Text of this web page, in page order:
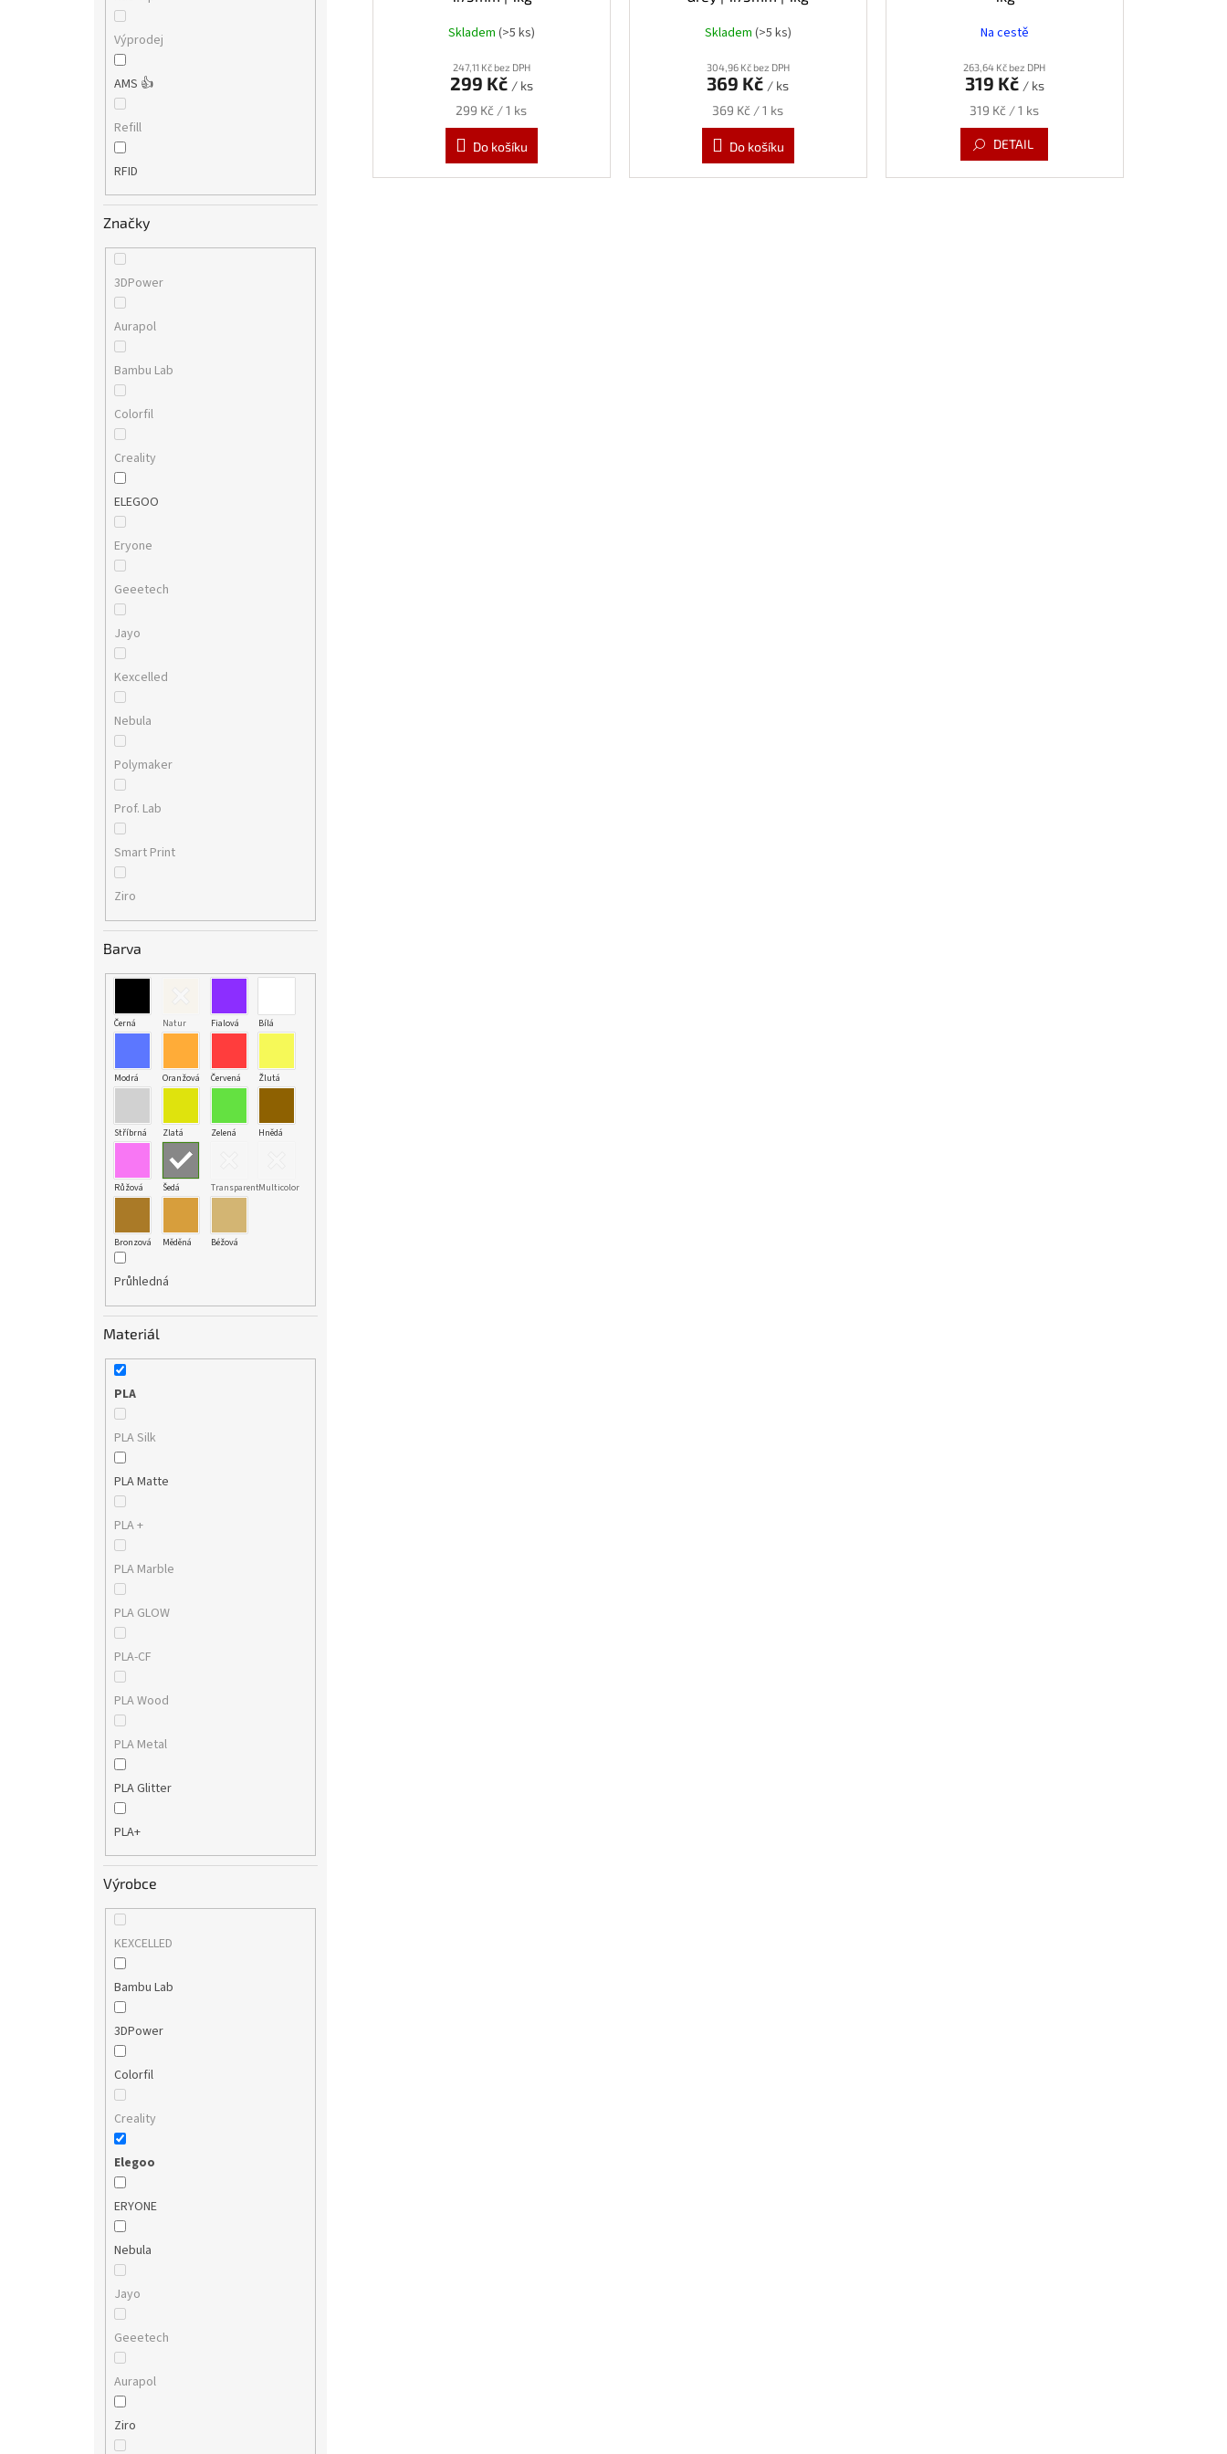
Výprodej
AMS 👍
Refill
RFID
Značky
3DPower
Aurapol
Bambu Lab
Colorfil
Creality
ELEGOO
Eryone
Geeetech
Jayo
Kexcelled
Nebula
Polymaker
Prof. Lab
Smart Print
Ziro
Barva
Černá Natur Fialová Bílá
Modrá Oranžová Červená Žlutá
Stříbrná Zlatá Zelená Hnědá
Růžová Šedá TransparentMulticolor
Bronzová Měděná Béžová
Průhledná
Materiál
PLA
PLA Silk
PLA Matte
PLA +
PLA Marble
PLA GLOW
PLA-CF
PLA Wood
PLA Metal
PLA Glitter
PLA+
Výrobce
KEXCELLED
Bambu Lab
3DPower
Colorfil
Creality
Elegoo
ERYONE
Nebula
Jayo
Geeetech
Aurapol
Ziro
Skladem (>5 ks)
247,11 Kč bez DPH
299 Kč / ks
Měrná
cena:
299 Kč / 1 ks
Do košíku
Skladem (>5 ks)
304,96 Kč bez DPH
369 Kč / ks
Měrná
cena:
369 Kč / 1 ks
Do košíku
Na cestě
263,64 Kč bez DPH
319 Kč / ks
Měrná
cena:
319 Kč / 1 ks
DETAIL